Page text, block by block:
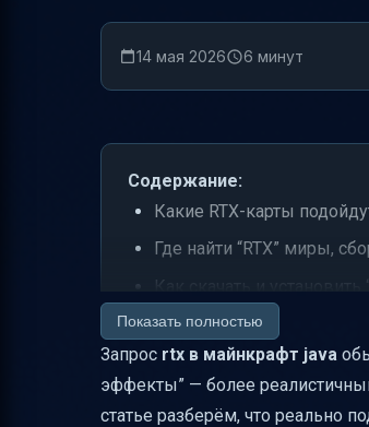
14 мая 2026 6 минут
Содержание:
Какие RTX-карты
Где найти “RTX” миры,
Как скачать и
Чем RTX-эффекты
Где смотреть
Частые форматы “RTX” в
Показать полностью
Запрос rtx в майнкрафт java
эффекты” — более
статье разберём, что реально